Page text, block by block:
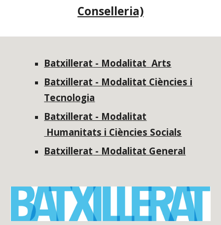
Conselleria)
Batxillerat - Modalitat Arts
Batxillerat - Modalitat Ciències i
Tecnologia
Batxillerat - Modalitat
Humanitats i Ciències Socials
Batxillerat - Modalitat General